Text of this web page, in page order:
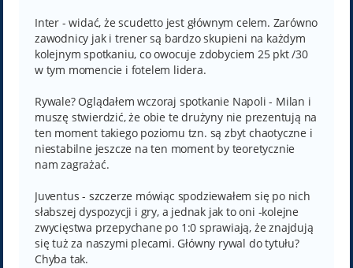
Inter - widać, że scudetto jest głównym celem. Zarówno
zawodnicy jak i trener są bardzo skupieni na każdym
kolejnym spotkaniu, co owocuje zdobyciem 25 pkt /30
w tym momencie i fotelem lidera.
Rywale? Oglądałem wczoraj spotkanie Napoli - Milan i
muszę stwierdzić, że obie te drużyny nie prezentują na
ten moment takiego poziomu tzn. są zbyt chaotyczne i
niestabilne jeszcze na ten moment by teoretycznie
nam zagrażać.
Juventus - szczerze mówiąc spodziewałem się po nich
słabszej dyspozycji i gry, a jednak jak to oni -kolejne
zwycięstwa przepychane po 1:0 sprawiają, że znajdują
się tuż za naszymi plecami. Główny rywal do tytułu?
Chyba tak.